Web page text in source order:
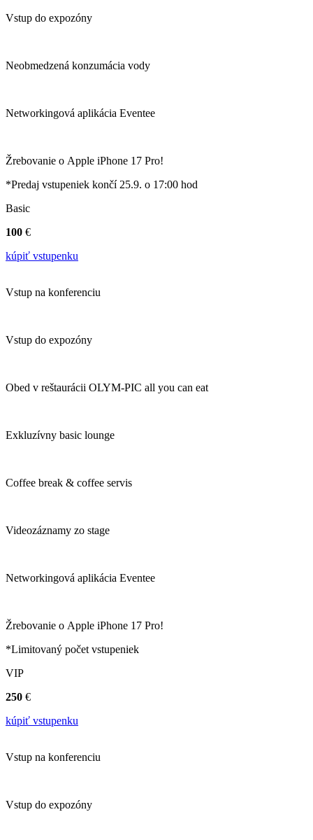
Vstup do expozóny
Neobmedzená konzumácia vody
Networkingová aplikácia Eventee
Žrebovanie o Apple iPhone 17 Pro!
*Predaj vstupeniek končí 25.9. o 17:00 hod
Basic
100 €
kúpiť vstupenku
Vstup na konferenciu
Vstup do expozóny
Obed v reštaurácii OLYM-PIC all you can eat
Exkluzívny basic lounge
Coffee break & coffee servis
Videozáznamy zo stage
Networkingová aplikácia Eventee
Žrebovanie o Apple iPhone 17 Pro!
*Limitovaný počet vstupeniek
VIP
250 €
kúpiť vstupenku
Vstup na konferenciu
Vstup do expozóny